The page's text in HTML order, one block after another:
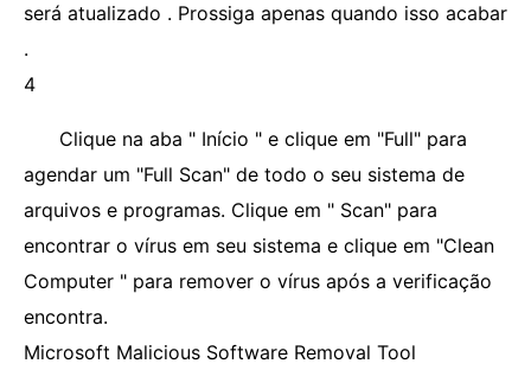
será atualizado . Prossiga apenas quando isso acabar
.
4
Clique na aba " Início " e clique em "Full" para
agendar um "Full Scan" de todo o seu sistema de
arquivos e programas. Clique em " Scan" para
encontrar o vírus em seu sistema e clique em "Clean
Computer " para remover o vírus após a verificação
encontra.
Microsoft Malicious Software Removal Tool